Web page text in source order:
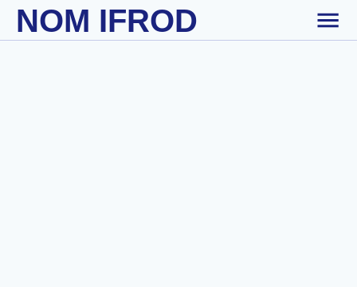
Skip to main content
NOM IFROD